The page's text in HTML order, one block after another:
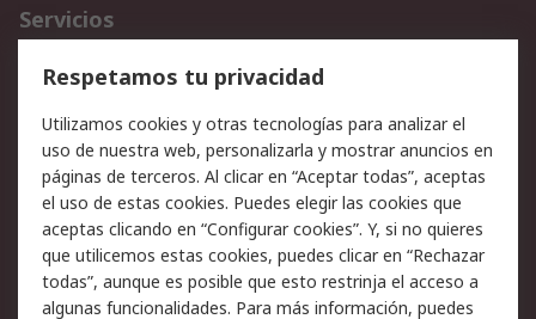
Servicios
Cómo realizar pedidos
Devoluciones
Facturación y pago
Ofertas
Soporte técnico
Legal
Aviso legal
Política de privacidad -
Actualizada
Política sobre cookies
Seguridad de emails
Respetamos tu privacidad
Utilizamos cookies y otras tecnologías para analizar el
uso de nuestra web, personalizarla y mostrar anuncios en
páginas de terceros. Al clicar en “Aceptar todas”, aceptas
el uso de estas cookies. Puedes elegir las cookies que
aceptas clicando en “Configurar cookies”. Y, si no quieres
que utilicemos estas cookies, puedes clicar en “Rechazar
todas”, aunque es posible que esto restrinja el acceso a
algunas funcionalidades. Para más información, puedes